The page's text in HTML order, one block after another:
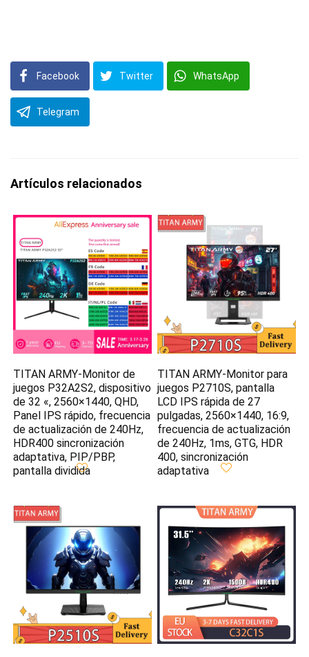
Facebook Twitter WhatsApp
Telegram
Artículos relacionados
TITAN ARMY-Monitor de
juegos P32A2S2, dispositivo
de 32 «, 2560×1440, QHD,
Panel IPS rápido, frecuencia
de actualización de 240Hz,
HDR400 sincronización
adaptativa, PIP/PBP,
pantalla dividida
TITAN ARMY-Monitor para
juegos P2710S, pantalla
LCD IPS rápida de 27
pulgadas, 2560×1440, 16:9,
frecuencia de actualización
de 240Hz, 1ms, GTG, HDR
400, sincronización
adaptativa